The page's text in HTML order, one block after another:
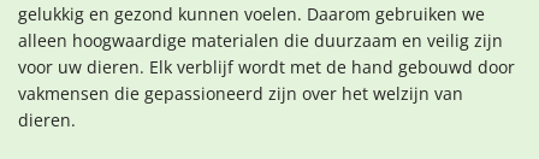
gelukkig en gezond kunnen voelen. Daarom gebruiken we
alleen hoogwaardige materialen die duurzaam en veilig zijn
voor uw dieren. Elk verblijf wordt met de hand gebouwd door
vakmensen die gepassioneerd zijn over het welzijn van
dieren.